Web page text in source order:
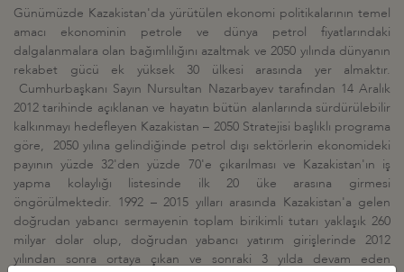
Günümüzde Kazakistan'da yürütülen ekonomi politikalarının temel
amacı ekonominin petrole ve dünya petrol fiyatlarındaki
dalgalanmalara olan bağımlılığını azaltmak ve 2050 yılında dünyanın
rekabet gücü ek yüksek 30 ülkesi arasında yer almaktır.
Cumhurbaşkanı Sayın Nursultan Nazarbayev tarafından 14 Aralık
2012 tarihinde açıklanan ve hayatın bütün alanlarında sürdürülebilir
kalkınmayı hedefleyen Kazakistan – 2050 Stratejisi başlıklı programa
göre, 2050 yılına gelindiğinde petrol dışı sektörlerin ekonomideki
payının yüzde 32'den yüzde 70'e çıkarılması ve Kazakistan'ın iş
yapma kolaylığı listesinde ilk 20 üke arasına girmesi
öngörülmektedir. 1992 – 2015 yılları arasında Kazakistan'a gelen
doğrudan yabancı sermayenin toplam birikimli tutarı yaklaşık 260
milyar dolar olup, doğrudan yabancı yatırım girişlerinde 2012
yılından sonra ortaya çıkan ve sonraki 3 yılda devam eden